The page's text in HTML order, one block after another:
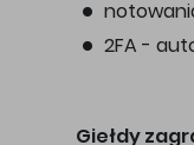
2FA -
Giełdy